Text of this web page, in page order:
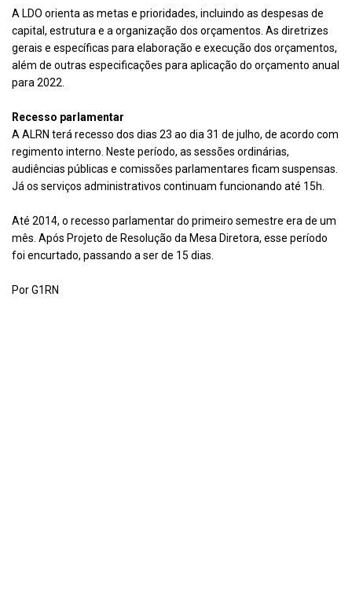
A LDO orienta as metas e prioridades, incluindo as despesas de
capital, estrutura e a organização dos orçamentos. As diretrizes
gerais e específicas para elaboração e execução dos orçamentos,
além de outras especificações para aplicação do orçamento anual
para 2022.
Recesso parlamentar
A ALRN terá recesso dos dias 23 ao dia 31 de julho, de acordo com
regimento interno. Neste período, as sessões ordinárias,
audiências públicas e comissões parlamentares ficam suspensas.
Já os serviços administrativos continuam funcionando até 15h.
Até 2014, o recesso parlamentar do primeiro semestre era de um
mês. Após Projeto de Resolução da Mesa Diretora, esse período
foi encurtado, passando a ser de 15 dias.
Por G1RN